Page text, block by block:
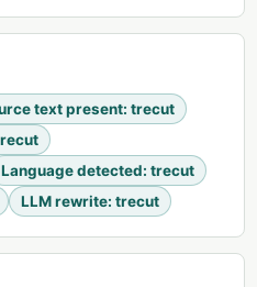
text present: trecut
Language detected: trecut
LLM rewrite: trecut